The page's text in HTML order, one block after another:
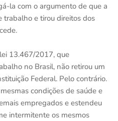
la com o argumento de que a
trabalho e tirou direitos dos
13.467/2017, que
no Brasil, não retirou um
Federal. Pelo contrário.
condições de saúde e
empregados e estendeu
intermitente os mesmos